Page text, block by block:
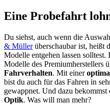
Eine Probefahrt
Du siehst, auch wenn die
& Müllerüberschaubar ist, heißt
Modelle entgehen lassen
Modelle des Premiumherstellers
Fahrverhalten. Mit einer
bist du auch für das Fahren in
gewappnet. Und dazu
Optik. Was will man mehr?